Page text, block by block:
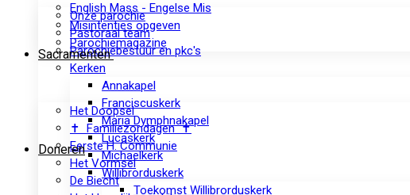
English Mass - Engelse Mis
Misintenties opgeven
Parochiemagazine
Onze parochie
Pastoraal team
Parochiebestuur en pkc's
Kerken
Annakapel
Franciscuskerk
Maria Dymphnakapel
Lucaskerk
Michaelkerk
Willibrorduskerk
Toekomst Willibrorduskerk
Sacramenten
Het Doopsel
✝ Familiezondagen ✝
Eerste H. Communie
Het Vormsel
De Biecht
Doneren